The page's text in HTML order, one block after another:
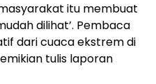
itu membuat
dilihat’. Pembaca
dari cuaca ekstrem di
tulis laporan